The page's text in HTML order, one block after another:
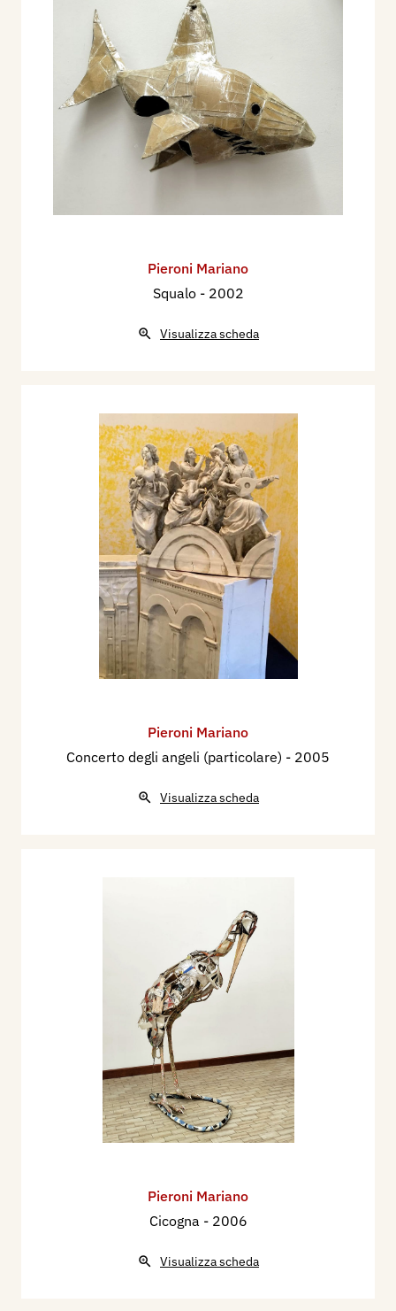
Pieroni Mariano
Squalo - 2002
Visualizza scheda
Pieroni Mariano
Concerto degli angeli (particolare) - 2005
Visualizza scheda
Pieroni Mariano
Cicogna - 2006
Visualizza scheda